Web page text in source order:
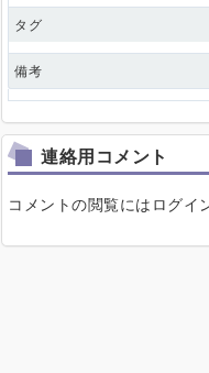
タグ
備考
連絡用コメント
コメントの閲覧にはログイ